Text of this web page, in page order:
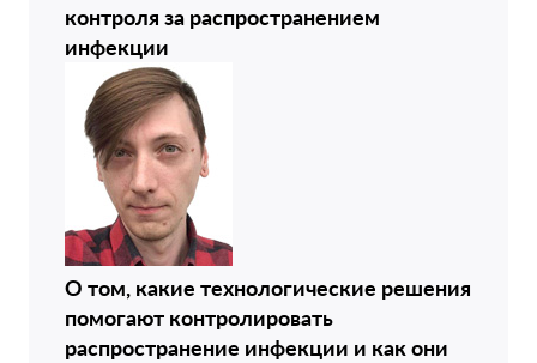
контроля за распространением
инфекции
О том, какие технологические решения
помогают контролировать
распространение инфекции и как они